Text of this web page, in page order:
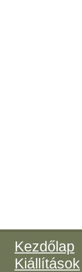
Kezdőlap
Kiállítások